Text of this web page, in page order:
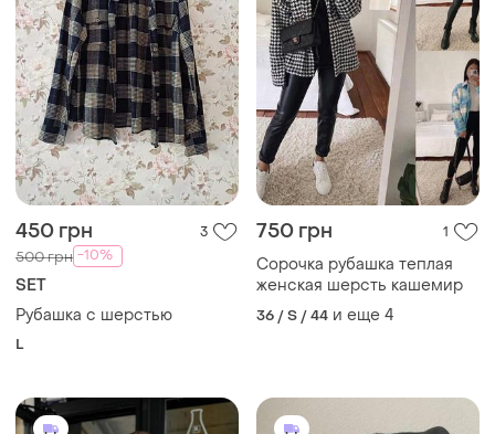
450 грн 3
500 грн -10%
SET
Рубашка с шерстью
L
750 грн 1
Сорочка рубашка теплая
женская шерсть кашемир
36 / S / 44 и еще 4